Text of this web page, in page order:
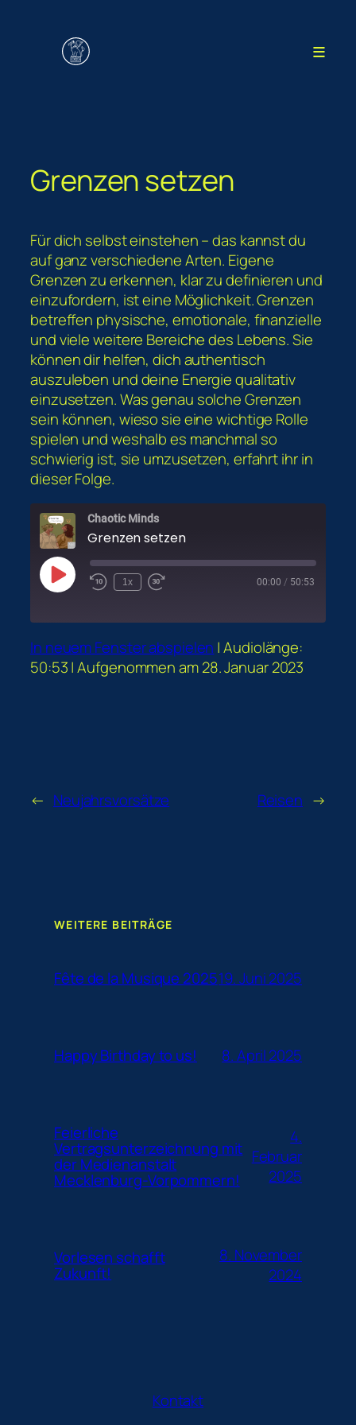
springen
≡
Grenzen setzen
Für dich selbst einstehen – das kannst du
auf ganz verschiedene Arten. Eigene
Grenzen zu erkennen, klar zu definieren und
einzufordern, ist eine Möglichkeit. Grenzen
betreffen physische, emotionale, finanzielle
und viele weitere Bereiche des Lebens. Sie
können dir helfen, dich authentisch
auszuleben und deine Energie qualitativ
einzusetzen. Was genau solche Grenzen
sein können, wieso sie eine wichtige Rolle
spielen und weshalb es manchmal so
schwierig ist, sie umzusetzen, erfahrt ihr in
dieser Folge.
Chaotic Minds
Grenzen setzen
Play
Episode
1x 00:00 / 50:53
In neuem Fenster abspielen |Audiolänge:
50:53|Aufgenommen am 28. Januar 2023
← Neujahrsvorsätze Reisen →
WEITERE BEITRÄGE
Fête de la Musique 202519. Juni 2025
Happy Birthday to us! 8. April 2025
Feierliche
Vertragsunterzeichnung mit
der Medienanstalt
Mecklenburg-Vorpommern!
4.
Februar
2025
Vorlesen schafft
Zukunft!
8. November
2024
Kontakt